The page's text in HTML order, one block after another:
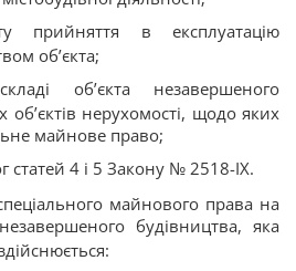
прийняття в експлуатацію
об’єкта;
об’єкта незавершеного
об’єктів нерухомості, щодо яких
майнове право;
4 і 5 Закону № 2518-ІХ.
майнового права на
будівництва, яка